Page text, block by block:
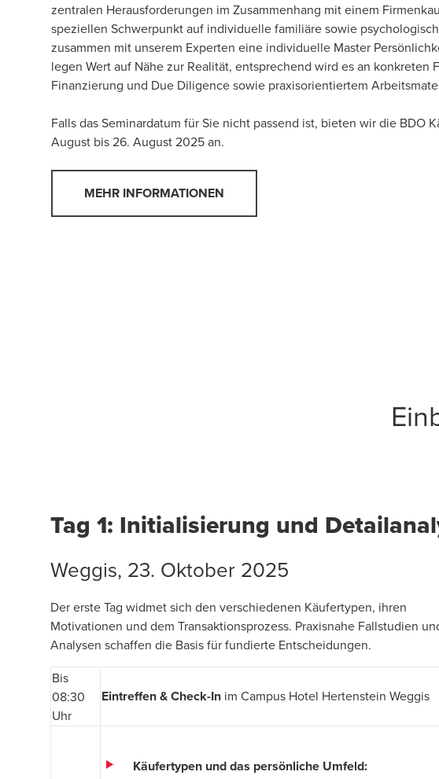
zentralen Herausforderungen im Zusammenhang mit einem
speziellen Schwerpunkt auf individuelle familiäre sowie
zusammen mit unserem Experten eine individuelle Master
legen Wert auf Nähe zur Realität, entsprechend wird es an konkreten
Finanzierung und Due Diligence sowie praxisorientiertem
Falls das Seminardatum für Sie nicht passend ist, bieten wir die BDO
August bis 26. August 2025 an.
MEHR INFORMATIONEN
Tag 1: Initialisierung und
Weggis, 23. Oktober 2025
Der erste Tag widmet sich den verschiedenen Käufertypen, ihren
Motivationen und dem Transaktionsprozess. Praxisnahe Fallstudien
Analysen schaffen die Basis für fundierte Entscheidungen.
Bis
08:30
Uhr
Eintreffen & Check-In im Campus Hotel Hertenstein Weggis
Käufertypen und das persönliche Umfeld: